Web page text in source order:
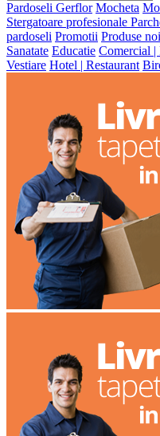
Pardoseli Gerflor Mocheta
Stergatoare profesionale
pardoseli Promotii Produse noi
Sanatate Educatie Comercial |
Vestiare Hotel | Restaurant